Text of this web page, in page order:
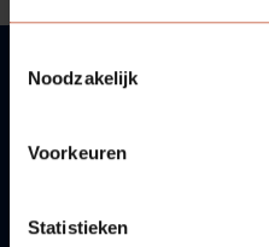
Noodzakelijk
Voorkeuren
Statistieken
VRAGEN?